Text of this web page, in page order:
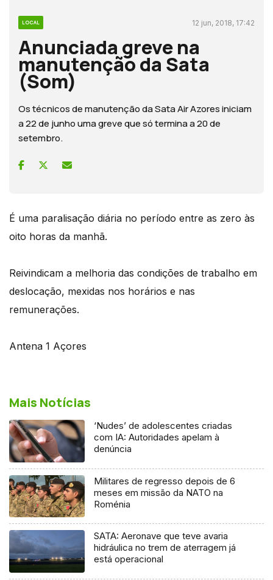
LOCAL 12 jun, 2018, 17:42
Anunciada greve na
manutenção da Sata
(Som)
Os técnicos de manutenção da Sata Air Azores iniciam
a 22 de junho uma greve que só termina a 20 de
setembro.
É uma paralisação diária no período entre as zero às
oito horas da manhã.
Reivindicam a melhoria das condições de trabalho em
deslocação, mexidas nos horários e nas
remunerações.
Antena 1 Açores
Mais Notícias
‘Nudes’ de adolescentes criadas
com IA: Autoridades apelam à
denúncia
Militares de regresso depois de 6
meses em missão da NATO na
Roménia
SATA: Aeronave que teve avaria
hidráulica no trem de aterragem já
está operacional